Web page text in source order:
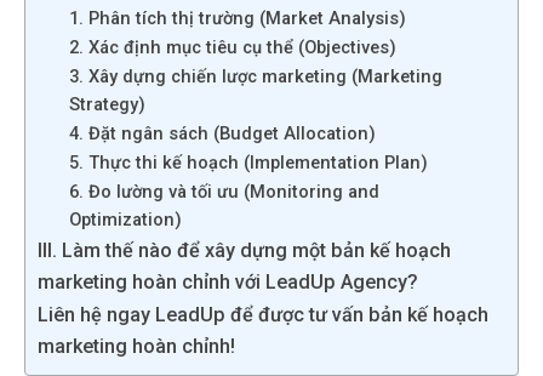
1. Phân tích thị trường (Market Analysis)
2. Xác định mục tiêu cụ thể (Objectives)
3. Xây dựng chiến lược marketing (Marketing
Strategy)
4. Đặt ngân sách (Budget Allocation)
5. Thực thi kế hoạch (Implementation Plan)
6. Đo lường và tối ưu (Monitoring and
Optimization)
III. Làm thế nào để xây dựng một bản kế hoạch
marketing hoàn chỉnh với LeadUp Agency?
Liên hệ ngay LeadUp để được tư vấn bản kế hoạch
marketing hoàn chỉnh!